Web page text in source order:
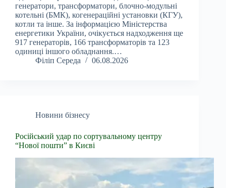
генератори, трансформатори, блочно-модульні
котельні (БМК), когенераційні установки (КГУ),
котли та інше. За інформацією Міністерства
енергетики України, очікується надходження ще
917 генераторів, 166 трансформаторів та 123
одиниці іншого обладнання.…
Філіп Середа
06.08.2026
Новини бізнесу
Російський удар по сортувальному центру
“Нової пошти” в Києві